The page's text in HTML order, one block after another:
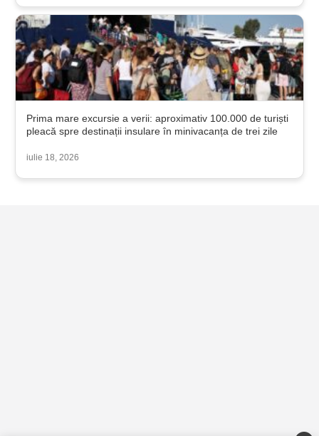
Prima mare excursie a verii: aproximativ 100.000 de turiști
pleacă spre destinații insulare în minivacanța de trei zile
iulie 18, 2026